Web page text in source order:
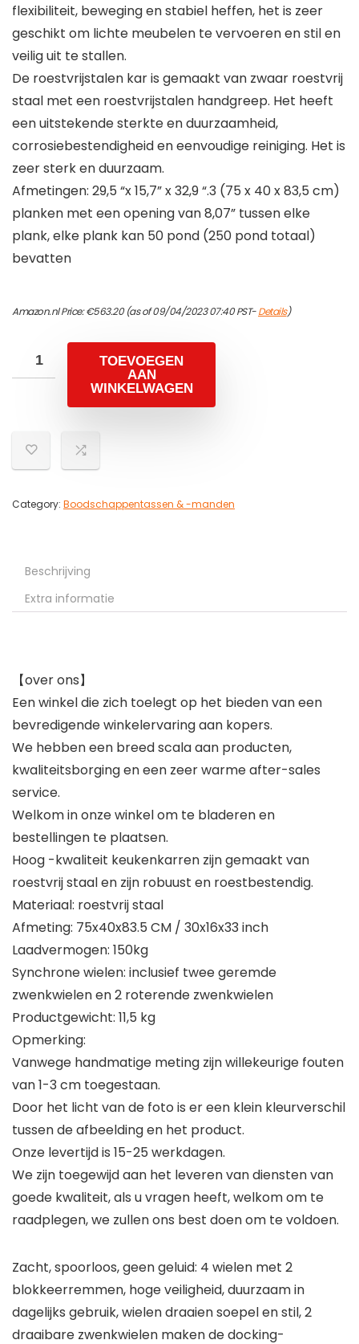
flexibiliteit, beweging en stabiel heffen, het is zeer
geschikt om lichte meubelen te vervoeren en stil en
veilig uit te stallen.
De roestvrijstalen kar is gemaakt van zwaar roestvrij
staal met een roestvrijstalen handgreep. Het heeft
een uitstekende sterkte en duurzaamheid,
corrosiebestendigheid en eenvoudige reiniging. Het is
zeer sterk en duurzaam.
Afmetingen: 29,5 “x 15,7” x 32,9 “.3 (75 x 40 x 83,5 cm)
planken met een opening van 8,07” tussen elke
plank, elke plank kan 50 pond (250 pond totaal)
bevatten
Amazon.nl Price:€563.20(as of 09/04/2023 07:40 PST-Details)
TOEVOEGEN
AAN
WINKELWAGEN
Category: Boodschappentassen & -manden
Beschrijving
Extra informatie
【over ons】
Een winkel die zich toelegt op het bieden van een
bevredigende winkelervaring aan kopers.
We hebben een breed scala aan producten,
kwaliteitsborging en een zeer warme after-sales
service.
Welkom in onze winkel om te bladeren en
bestellingen te plaatsen.
Hoog -kwaliteit keukenkarren zijn gemaakt van
roestvrij staal en zijn robuust en roestbestendig.
Materiaal: roestvrij staal
Afmeting: 75x40x83.5 CM / 30x16x33 inch
Laadvermogen: 150kg
Synchrone wielen: inclusief twee geremde
zwenkwielen en 2 roterende zwenkwielen
Productgewicht: 11,5 kg
Opmerking:
Vanwege handmatige meting zijn willekeurige fouten
van 1-3 cm toegestaan.
Door het licht van de foto is er een klein kleurverschil
tussen de afbeelding en het product.
Onze levertijd is 15-25 werkdagen.
We zijn toegewijd aan het leveren van diensten van
goede kwaliteit, als u vragen heeft, welkom om te
raadplegen, we zullen ons best doen om te voldoen.
Zacht, spoorloos, geen geluid: 4 wielen met 2
blokkeerremmen, hoge veiligheid, duurzaam in
dagelijks gebruik, wielen draaien soepel en stil, 2
draaibare zwenkwielen maken de docking-